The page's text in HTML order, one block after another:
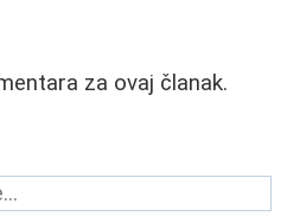
za ovaj članak.